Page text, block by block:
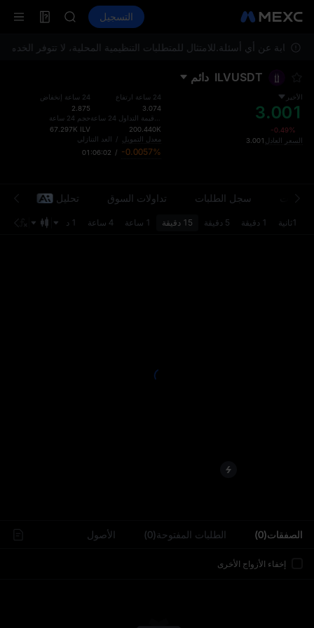
TradFi معلومات التسجيل
CASHCAT
UNITREE
SPCX
HFT
للإجابة عن أي أسئلة. للامتثال للمتطلبات التنظيمية المحلية، لا تتوفر
ILVUSDT دائم
الأخير
3.001
-0.49%
السعر العادل
3.001
24 ساعة ارتفاع
3.074
200.440K
24 ساعة إنخفاض
2.875
حجم 24 ساعة
67.297K ILV
معدل التمويل
/ العد التنازلي
-0.0057%
/
01:06:02
الصفقات(0) الطلبات المفتوحة(0) الأصول
إخفاء الأزواج الأخرى
سجل الطلبات تداولات السوق تحليل
1ثانية 1 دقيقة 5 دقيقة 15 دقيقة 1 ساعة 4 ساعة 1 د